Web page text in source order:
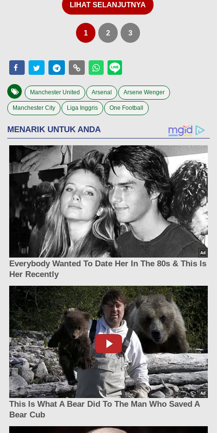
LIHAT SELANJUTNYA
1 2 3
Manchester United Arsenal Arsene Wenger
Manchester City Liga Inggris One Football